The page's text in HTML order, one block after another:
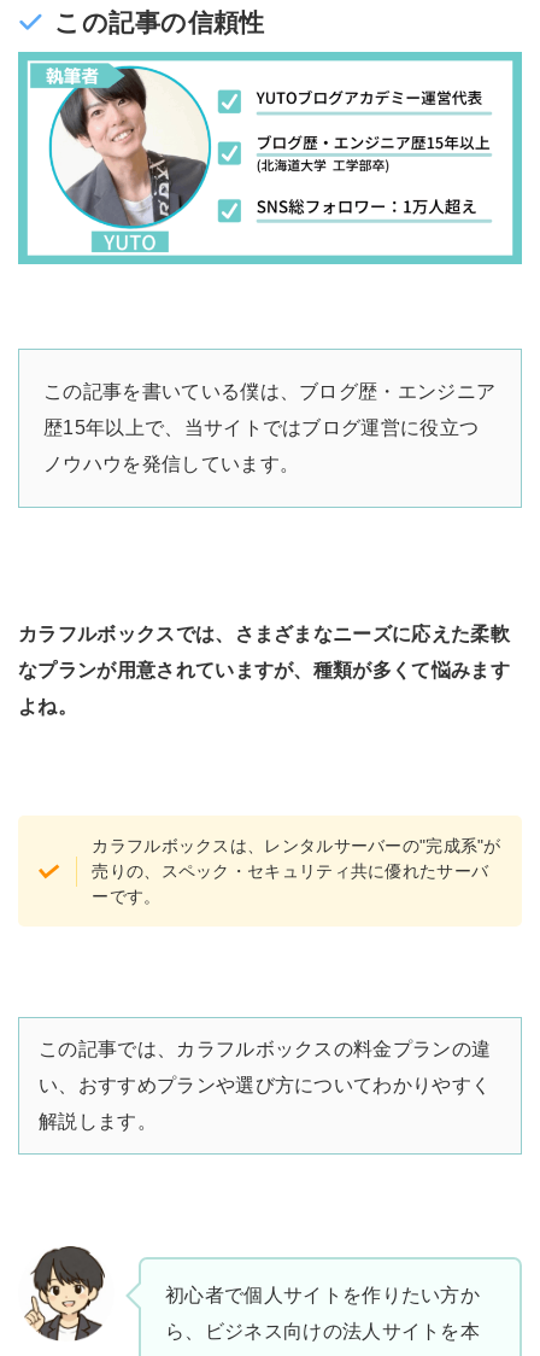
この記事の信頼性
この記事を書いている僕は、ブログ歴・エンジニア
歴15年以上で、当サイトではブログ運営に役立つ
ノウハウを発信しています。
カラフルボックスでは、さまざまなニーズに応えた柔軟
なプランが用意されていますが、種類が多くて悩みます
よね。
カラフルボックスは、レンタルサーバーの"完成系"が
売りの、スペック・セキュリティ共に優れたサーバ
ーです。
この記事では、カラフルボックスの料金プランの違
い、おすすめプランや選び方についてわかりやすく
解説します。
初心者で個人サイトを作りたい方か
ら、ビジネス向けの法人サイトを本